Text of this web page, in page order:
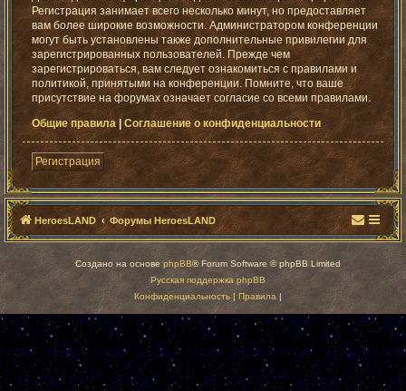
Регистрация занимает всего несколько минут, но предоставляет
вам более широкие возможности. Администратором конференции
могут быть установлены также дополнительные привилегии для
зарегистрированных пользователей. Прежде чем
зарегистрироваться, вам следует ознакомиться с правилами и
политикой, принятыми на конференции. Помните, что ваше
присутствие на форумах означает согласие со всеми правилами.
Общие правила|Соглашение о конфиденциальности
Регистрация
HeroesLAND Форумы HeroesLAND
Создано на основе phpBB® Forum Software © phpBB Limited
Русская поддержка phpBB
Конфиденциальность| Правила |